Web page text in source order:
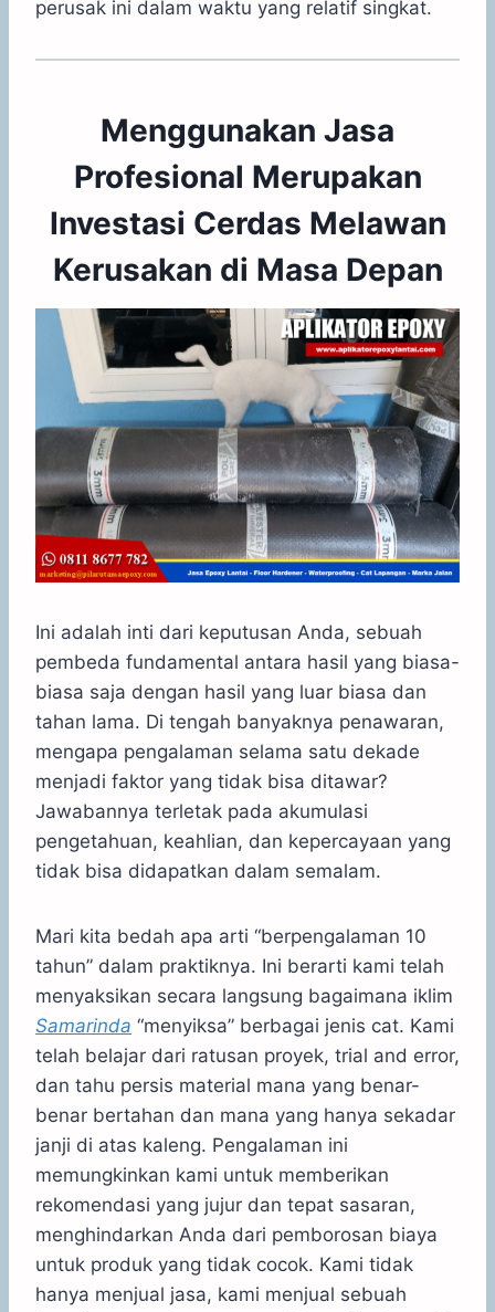
perusak ini dalam waktu yang relatif singkat.
Menggunakan Jasa
Profesional Merupakan
Investasi Cerdas Melawan
Kerusakan di Masa Depan
Ini adalah inti dari keputusan Anda, sebuah
pembeda fundamental antara hasil yang biasa-
biasa saja dengan hasil yang luar biasa dan
tahan lama. Di tengah banyaknya penawaran,
mengapa pengalaman selama satu dekade
menjadi faktor yang tidak bisa ditawar?
Jawabannya terletak pada akumulasi
pengetahuan, keahlian, dan kepercayaan yang
tidak bisa didapatkan dalam semalam.
Mari kita bedah apa arti “berpengalaman 10
tahun” dalam praktiknya. Ini berarti kami telah
menyaksikan secara langsung bagaimana iklim
Samarinda “menyiksa” berbagai jenis cat. Kami
telah belajar dari ratusan proyek, trial and error,
dan tahu persis material mana yang benar-
benar bertahan dan mana yang hanya sekadar
janji di atas kaleng. Pengalaman ini
memungkinkan kami untuk memberikan
rekomendasi yang jujur dan tepat sasaran,
menghindarkan Anda dari pemborosan biaya
untuk produk yang tidak cocok. Kami tidak
hanya menjual jasa, kami menjual sebuah